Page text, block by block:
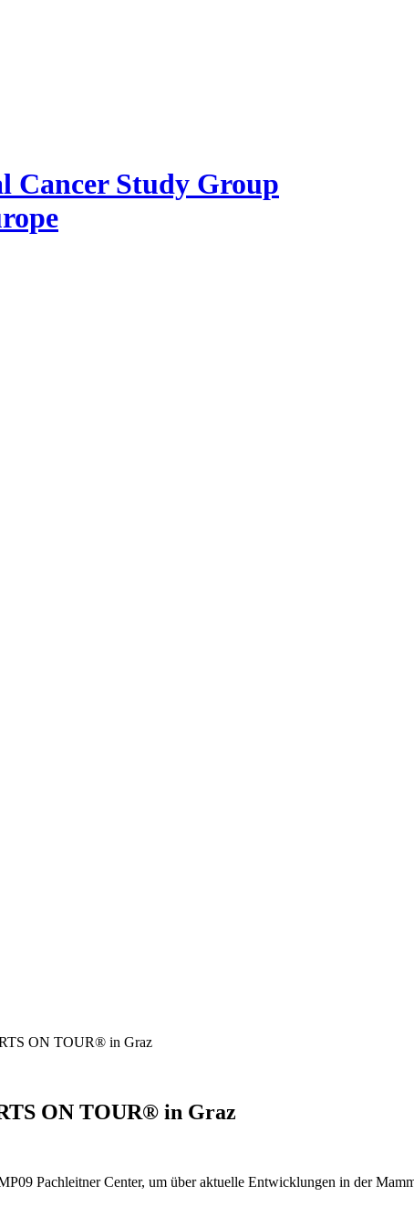
Cancer Study Group
ON TOUR® in Graz
ON TOUR® in Graz
Pachleitner Center, um über aktuelle Entwicklungen in der